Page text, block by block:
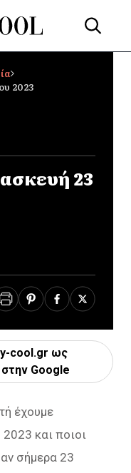
2023
23
cool.gr ως
Google
έχουμε
και ποιοι
σήμερα 23